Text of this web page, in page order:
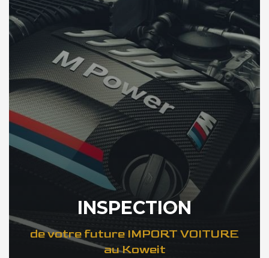
INSPECTION
de votre future IMPORT VOITURE
au Koweit